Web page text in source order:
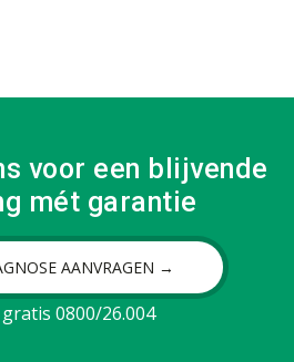
voor een blijvende
mét garantie
AANVRAGEN →
0800/26.004